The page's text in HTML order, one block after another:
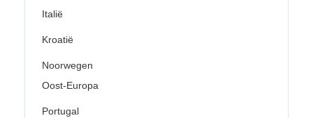
Italië
Kroatië
Noorwegen
Oost-Europa
Portugal